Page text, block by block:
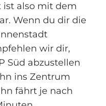
ist also mit dem
Wenn du dir die
wir dir,
Süd abzustellen
ins Zentrum
fährt je nach